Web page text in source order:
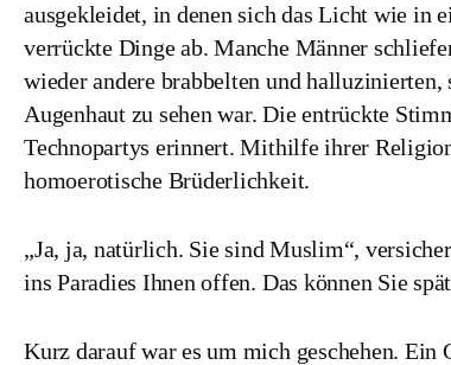
ausgekleidet, in denen sich das Licht wie in
verrückte Dinge ab. Manche Männer
wieder andere brabbelten und
Augenhaut zu sehen war. Die entrückte
Technopartys erinnert. Mithilfe ihrer
homoerotische Brüderlichkeit.
„Ja, ja, natürlich. Sie sind Muslim“,
ins Paradies Ihnen offen. Das können Sie
Kurz darauf war es um mich geschehen.